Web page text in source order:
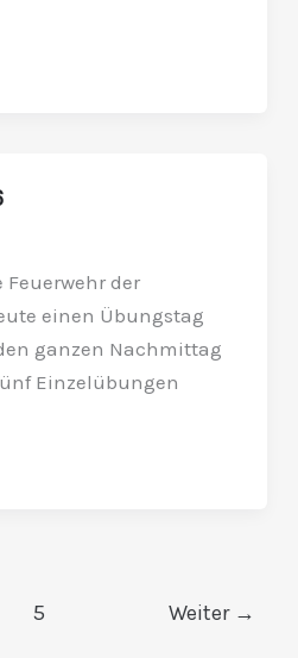
der
einen Übungstag
ganzen Nachmittag
Einzelübungen
5 Weiter →